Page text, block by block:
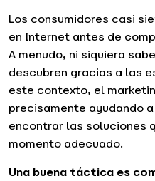
Los consumidores casi
en Internet antes de
A menudo, ni siquiera
descubren gracias a las
este contexto, el
precisamente ayudando
encontrar las soluciones
momento adecuado.
Una buena táctica es